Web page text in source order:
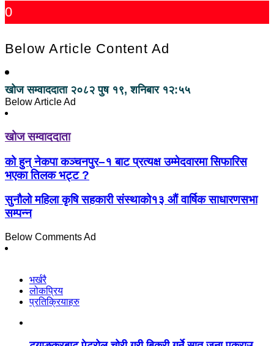
0
Below Article Content Ad
खोज सम्वाददाता २०८२ पुष १९, शनिबार १२:५५
Below Article Ad
खोज सम्वाददाता
को हुन् नेकपा कञ्चनपुर–१ बाट प्रत्यक्ष उम्मेदवारमा सिफारिस
भएका तिलक भट्ट ?
सुनौलो महिला कृषि सहकारी संस्थाको१३ औं वार्षिक साधारणसभा
सम्पन्न
Below Comments Ad
भर्खरै
लोकप्रिय
प्रतिक्रियाहरु